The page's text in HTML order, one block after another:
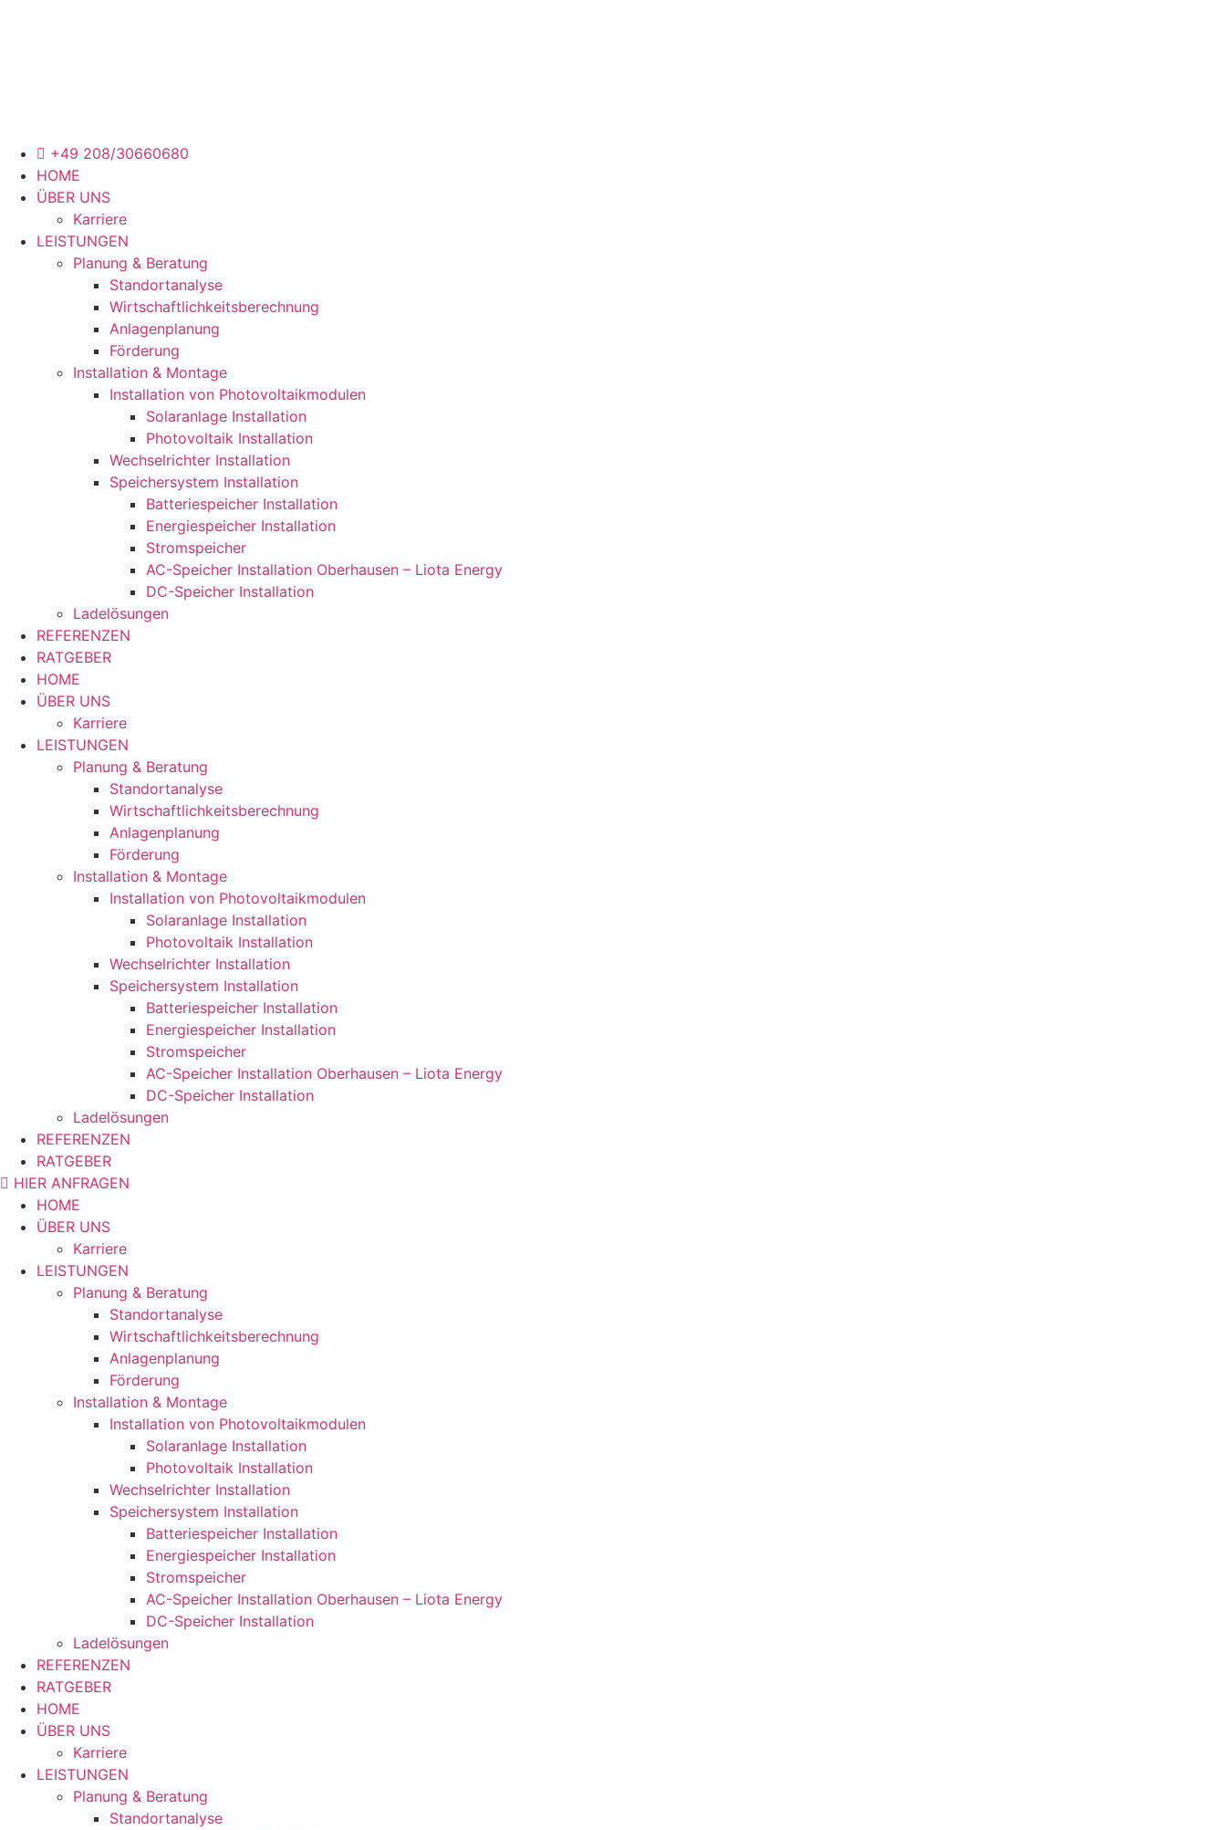
+49 208/30660680
HOME
ÜBER UNS
Karriere
LEISTUNGEN
Planung & Beratung
Standortanalyse
Wirtschaftlichkeitsberechnung
Anlagenplanung
Förderung
Installation & Montage
Installation von Photovoltaikmodulen
Solaranlage Installation
Photovoltaik Installation
Wechselrichter Installation
Speichersystem Installation
Batteriespeicher Installation
Energiespeicher Installation
Stromspeicher
AC-Speicher Installation Oberhausen – Liota Energy
DC-Speicher Installation
Ladelösungen
REFERENZEN
RATGEBER
HOME
ÜBER UNS
Karriere
LEISTUNGEN
Planung & Beratung
Standortanalyse
Wirtschaftlichkeitsberechnung
Anlagenplanung
Förderung
Installation & Montage
Installation von Photovoltaikmodulen
Solaranlage Installation
Photovoltaik Installation
Wechselrichter Installation
Speichersystem Installation
Batteriespeicher Installation
Energiespeicher Installation
Stromspeicher
AC-Speicher Installation Oberhausen – Liota Energy
DC-Speicher Installation
Ladelösungen
REFERENZEN
RATGEBER
HIER ANFRAGEN
HOME
ÜBER UNS
Karriere
LEISTUNGEN
Planung & Beratung
Standortanalyse
Wirtschaftlichkeitsberechnung
Anlagenplanung
Förderung
Installation & Montage
Installation von Photovoltaikmodulen
Solaranlage Installation
Photovoltaik Installation
Wechselrichter Installation
Speichersystem Installation
Batteriespeicher Installation
Energiespeicher Installation
Stromspeicher
AC-Speicher Installation Oberhausen – Liota Energy
DC-Speicher Installation
Ladelösungen
REFERENZEN
RATGEBER
HOME
ÜBER UNS
Karriere
LEISTUNGEN
Planung & Beratung
Standortanalyse